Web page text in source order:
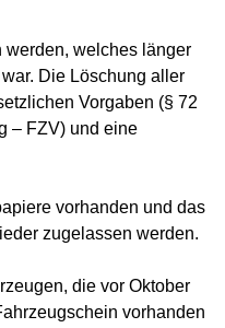
werden, welches länger
Die Löschung aller
Vorgaben (§ 72
– FZV) und eine
vorhanden und das
zugelassen werden.
die vor Oktober
vorhanden